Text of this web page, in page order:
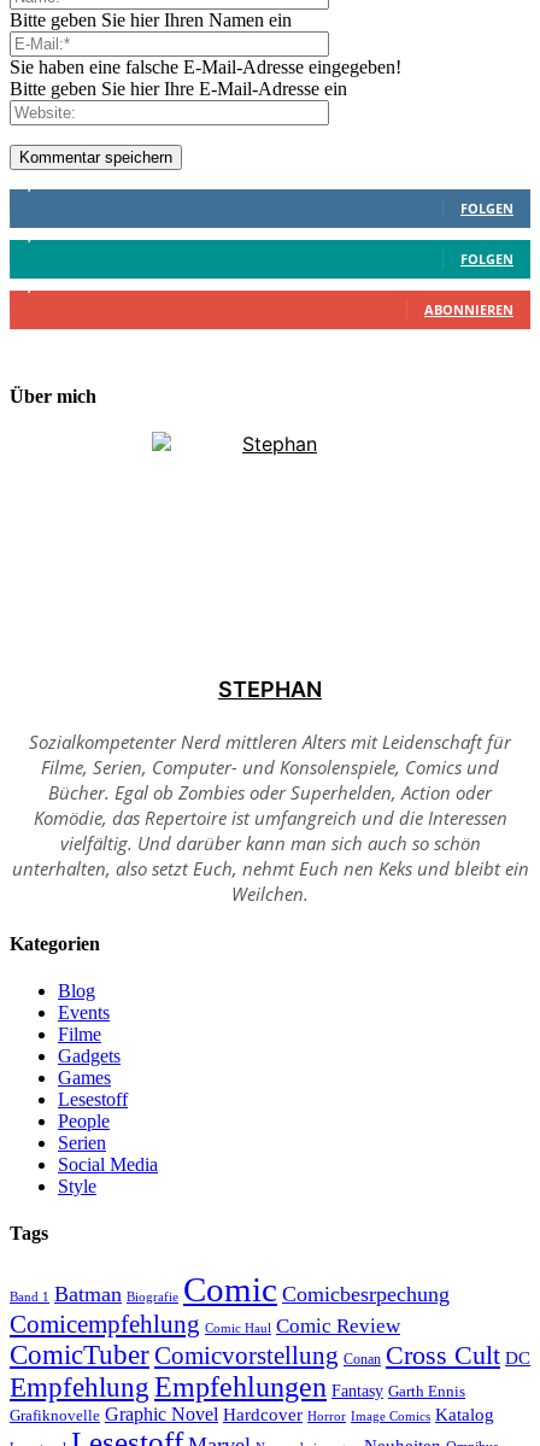
Bitte geben Sie hier Ihren Namen ein
Sie haben eine falsche E-Mail-Adresse eingegeben!
Bitte geben Sie hier Ihre E-Mail-Adresse ein
FOLGEN
FOLGEN
ABONNIEREN
Über mich
STEPHAN
Sozialkompetenter Nerd mittleren Alters mit Leidenschaft für
Filme, Serien, Computer- und Konsolenspiele, Comics und
Bücher. Egal ob Zombies oder Superhelden, Action oder
Komödie, das Repertoire ist umfangreich und die Interessen
vielfältig. Und darüber kann man sich auch so schön
unterhalten, also setzt Euch, nehmt Euch nen Keks und bleibt ein
Weilchen.
Kategorien
Blog
Events
Filme
Gadgets
Games
Lesestoff
People
Serien
Social Media
Style
Tags
Band 1 Batman Biografie Comic Comicbesrpechung
Comicempfehlung Comic Haul Comic Review
ComicTuberComicvorstellung Conan Cross Cult DC
Empfehlung Empfehlungen Fantasy Garth Ennis
Grafiknovelle Graphic Novel Hardcover Horror Image Comics Katalog